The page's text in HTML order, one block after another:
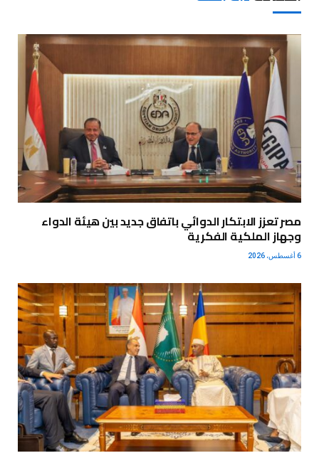
مصر تعزز الابتكار الدوائي باتفاق جديد بين هيئة الدواء
وجهاز الملكية الفكرية
6 أغسطس، 2026